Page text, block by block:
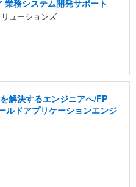
業務システム開発サポート
ューションズ
解決するエンジニアへ/FP
ルドアプリケーションエンジ